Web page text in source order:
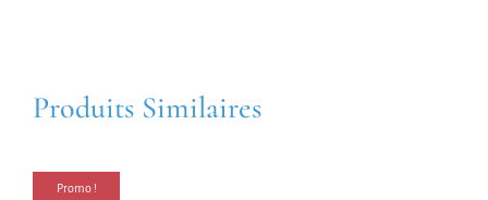
Produits Similaires
Promo !